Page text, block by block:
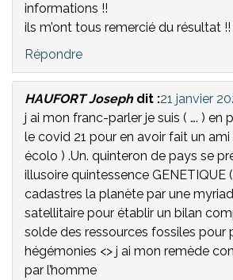
informations !!
ils m’ont tous remercié du résultat !!
Répondre
HAUFORT Joseph dit :21 janvier
j ai mon franc-parler je suis ( …. ) en
le covid 21 pour en avoir fait un ami
écolo ) .Un. quinteron de pays se
illusoire quintessence GENETIQUE
cadastres la planète par une
satellitaire pour établir un bilan
solde des ressources fossiles pour
hégémonies <> j ai mon remède
par l’homme